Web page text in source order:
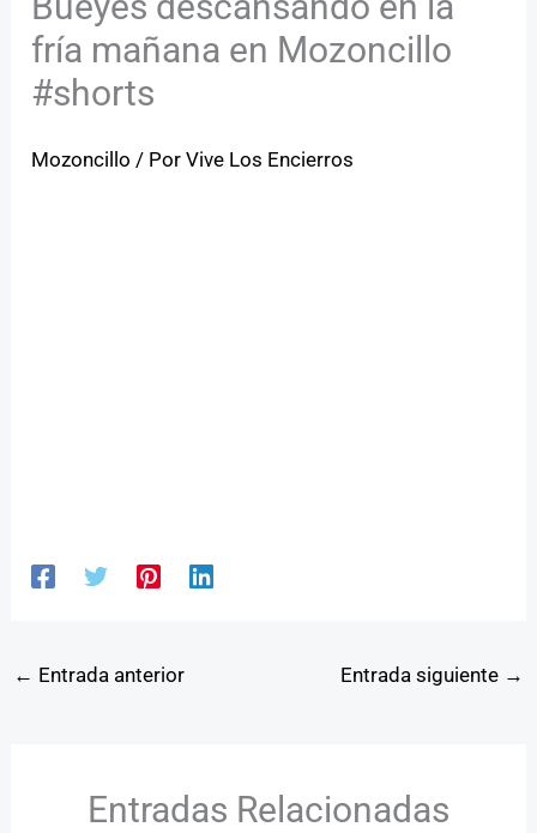
fría mañana en Mozoncillo
#shorts
Mozoncillo / PorVive Los Encierros
← Entrada anterior Entrada siguiente →
Entradas Relacionadas